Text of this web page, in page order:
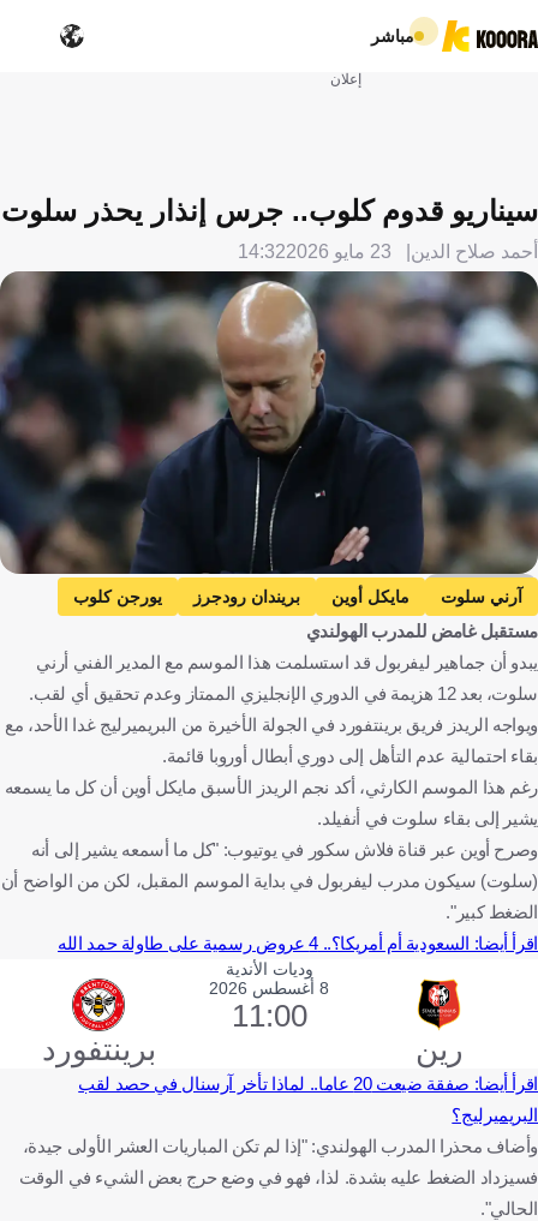
مباشر
إعلان
سيناريو قدوم كلوب.. جرس إنذار يحذر سلوت
أحمد صلاح الدين 23 مايو 2026 14:32
Getty Images
آرني سلوت مايكل أوين بريندان رودجرز
يورجن كلوب
ليفربول ضد برينتفورد
ليفربول
الدوري الإنجليزي الممتاز
هولندا إنجلترا
أيرلندا الشمالية
مستقبل غامض للمدرب الهولندي
يبدو أن جماهير ليفربول قد استسلمت هذا الموسم مع المدير الفني أرني
سلوت، بعد 12 هزيمة في الدوري الإنجليزي الممتاز وعدم تحقيق أي لقب.
ويواجه الريدز فريق برينتفورد في الجولة الأخيرة من البريميرليج غدا الأحد، مع
بقاء احتمالية عدم التأهل إلى دوري أبطال أوروبا قائمة.
رغم هذا الموسم الكارثي، أكد نجم الريدز الأسبق مايكل أوين أن كل ما يسمعه
يشير إلى بقاء سلوت في أنفيلد.
وصرح أوين عبر قناة فلاش سكور في يوتيوب: "كل ما أسمعه يشير إلى أنه
(سلوت) سيكون مدرب ليفربول في بداية الموسم المقبل، لكن من الواضح أن
الضغط كبير".
اقرأ أيضا: السعودية أم أمريكا؟.. 4 عروض رسمية على طاولة حمد الله
وديات الأندية
رين
8 أغسطس 2026
11:00
برينتفورد
اقرأ أيضا: صفقة ضيعت 20 عاما.. لماذا تأخر آرسنال في حصد لقب
البريميرليج؟
وأضاف محذرا المدرب الهولندي: "إذا لم تكن المباريات العشر الأولى جيدة،
فسيزداد الضغط عليه بشدة. لذا، فهو في وضع حرج بعض الشيء في الوقت
الحالي".